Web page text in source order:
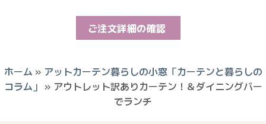
ご注文詳細の確認
ホーム » アットカーテン暮らしの小窓「カーテンと暮らしの
コラム」 » アウトレット訳ありカーテン！＆ダイニングバー
でランチ